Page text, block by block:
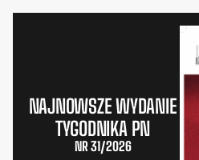
NAJNOWSZE WYDANIE
TYGODNIKA PN
NR 31/2026